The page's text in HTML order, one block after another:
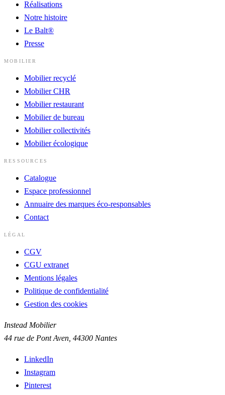
Réalisations
Notre histoire
Le Balt®
Presse
MOBILIER
Mobilier recyclé
Mobilier CHR
Mobilier restaurant
Mobilier de bureau
Mobilier collectivités
Mobilier écologique
RESSOURCES
Catalogue
Espace professionnel
Annuaire des marques éco-responsables
Contact
LÉGAL
CGV
CGU extranet
Mentions légales
Politique de confidentialité
Gestion des cookies
Instead Mobilier
44 rue de Pont Aven, 44300 Nantes
LinkedIn
Instagram
Pinterest